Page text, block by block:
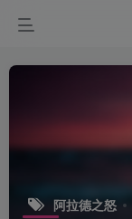
阿拉德之怒